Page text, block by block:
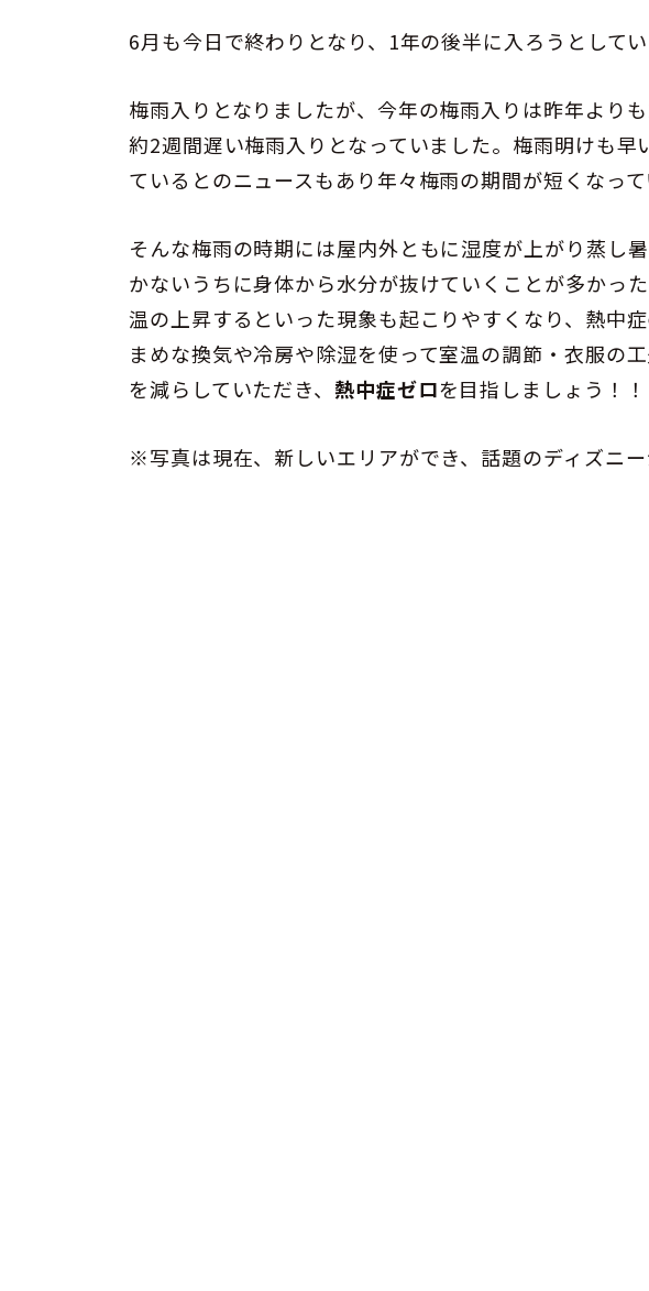
6月も今日で終わりとなり、1年の後半に入ろうとして
梅雨入りとなりましたが、今年の梅雨入りは昨年より
約2週間遅い梅雨入りとなっていました。梅雨明けも
ているとのニュースもあり年々梅雨の期間が短くなって
そんな梅雨の時期には屋内外ともに湿度が上がり蒸し
かないうちに身体から水分が抜けていくことが多かっ
温の上昇するといった現象も起こりやすくなり、熱中
まめな換気や冷房や除湿を使って室温の調節・衣服の
を減らしていただき、 熱中症ゼロを目指しましょう！！
※写真は現在、新しいエリアができ、話題のディズニー